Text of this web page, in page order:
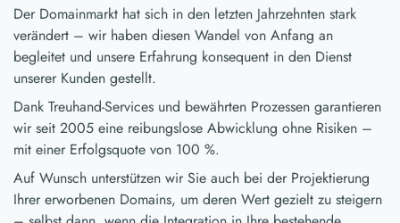
Der Domainmarkt hat sich in den letzten Jahrzehnten stark
verändert – wir haben diesen Wandel von Anfang an
begleitet und unsere Erfahrung konsequent in den Dienst
unserer Kunden gestellt.
Dank Treuhand-Services und bewährten Prozessen garantieren
wir seit 2005 eine reibungslose Abwicklung ohne Risiken –
mit einer Erfolgsquote von 100 %.
Auf Wunsch unterstützen wir Sie auch bei der Projektierung
Ihrer erworbenen Domains, um deren Wert gezielt zu steigern